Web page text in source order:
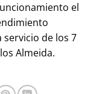
el
servicio de los 7
Almeida.